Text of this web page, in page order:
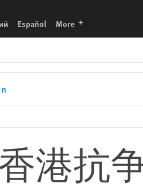
Español More languages
港抗